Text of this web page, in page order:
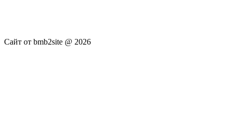
Сайт от bmb2site @ 2026